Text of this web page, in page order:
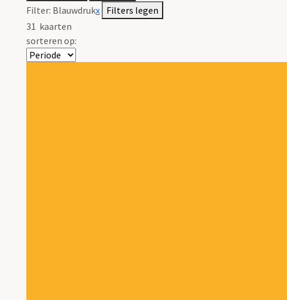
Filter: Blauwdrukx Filters legen
31 kaarten
sorteren op: